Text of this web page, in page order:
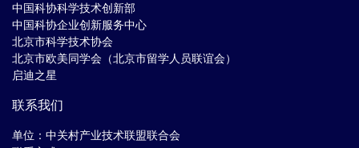
中国科协科学技术创新部
中国科协企业创新服务中心
北京市科学技术协会
北京市欧美同学会（北京市留学人员联谊会）
启迪之星
联系我们
单位：中关村产业技术联盟联合会